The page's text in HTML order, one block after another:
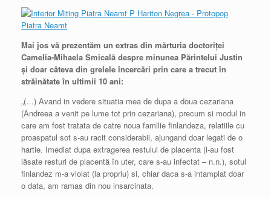
Mai jos vă prezentăm un extras din mărturia doctoriţei
Camelia-Mihaela Smicală despre minunea Părintelui Justin
şi doar câteva din grelele încercări prin care a trecut în
străinătate în ultimii 10 ani:
„(…) Avand in vedere situatia mea de dupa a doua cezariana
(Andreea a venit pe lume tot prin cezariana), precum si modul in
care am fost tratata de catre noua familie finlandeza, relatiile cu
proaspatul sot s-au racit considerabil, ajungand doar legati de o
hartie. Imediat dupa extragerea restului de placenta (i-au fost
lăsate resturi de placentă în uter, care s-au infectat – n.n.), sotul
finlandez m-a violat (la propriu) si, chiar daca s-a intamplat doar
o data, am ramas din nou insarcinata.